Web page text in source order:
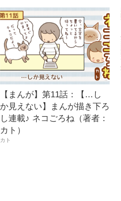
【まんが】第11話：【…し
か見えない】まんが描き下ろ
し連載♪ ネコごろね（著者：
カト）
カト